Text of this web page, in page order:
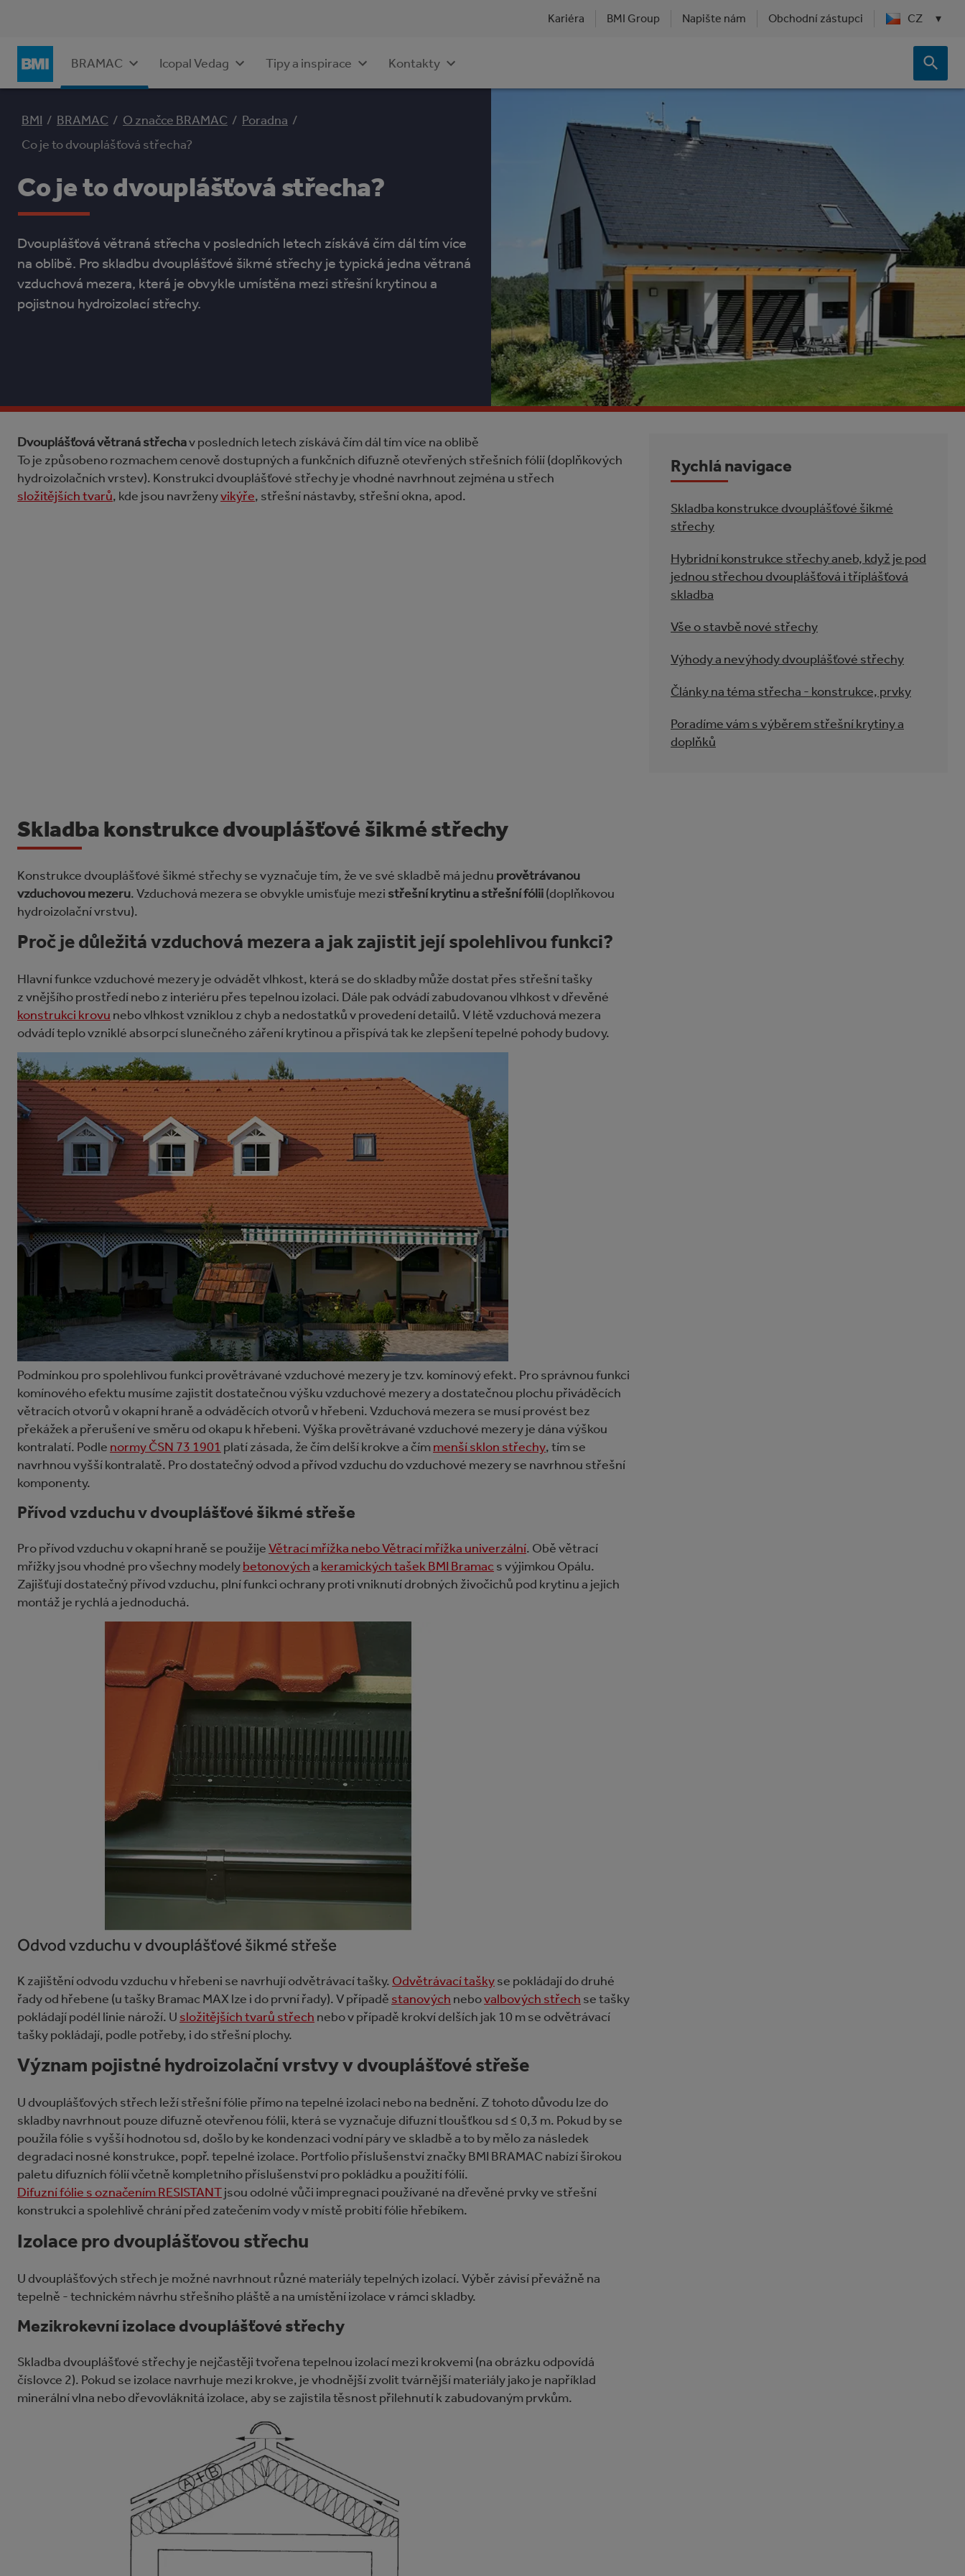
Kariéra BMI Group Napište nám Obchodní zástupci CZ ▾
BRAMAC Icopal Vedag Tipy a inspirace Kontakty
BMI / BRAMAC / O značce BRAMAC / Poradna /
Co je to dvouplášťová střecha?
Co je to dvouplášťová střecha?
Dvouplášťová větraná střecha v posledních letech získává čím dál tím více
na oblibě. Pro skladbu dvouplášťové šikmé střechy je typická jedna větraná
vzduchová mezera, která je obvykle umístěna mezi střešní krytinou a
pojistnou hydroizolací střechy.
Dvouplášťová větraná střechav posledních letech získává čím dál tím více na oblibě
To je způsobeno rozmachem cenově dostupných a funkčních difuzně otevřených střešních fólií (doplňkových
hydroizolačních vrstev). Konstrukci dvouplášťové střechy je vhodné navrhnout zejména u střech
složitějších tvarů, kde jsou navrženyvikýře, střešní nástavby, střešní okna, apod.
Rychlá navigace
Skladba konstrukce dvouplášťové šikmé
střechy
Hybridní konstrukce střechy aneb, když je pod
jednou střechou dvouplášťová i tříplášťová
skladba
Vše o stavbě nové střechy
Výhody a nevýhody dvouplášťové střechy
Články na téma střecha - konstrukce, prvky
Poradíme vám s výběrem střešní krytiny a
doplňků
Skladba konstrukce dvouplášťové šikmé střechy
Konstrukce dvouplášťové šikmé střechy se vyznačuje tím, že ve své skladbě má jednu provětrávanou
vzduchovou mezeru. Vzduchová mezera se obvykle umisťuje mezi střešní krytinu a střešní fólii(doplňkovou
hydroizolační vrstvu).
Proč je důležitá vzduchová mezera a jak zajistit její spolehlivou funkci?
Hlavní funkce vzduchové mezery je odvádět vlhkost, která se do skladby může dostat přes střešní tašky
z vnějšího prostředí nebo z interiéru přes tepelnou izolaci. Dále pak odvádí zabudovanou vlhkost v dřevěné
konstrukci krovu nebo vlhkost vzniklou z chyb a nedostatků v provedení detailů. V létě vzduchová mezera
odvádí teplo vzniklé absorpcí slunečného záření krytinou a přispívá tak ke zlepšení tepelné pohody budovy.
Podmínkou pro spolehlivou funkci provětrávané vzduchové mezery je tzv. komínový efekt. Pro správnou funkci
komínového efektu musíme zajistit dostatečnou výšku vzduchové mezery a dostatečnou plochu přiváděcích
větracích otvorů v okapní hraně a odváděcích otvorů v hřebeni. Vzduchová mezera se musí provést bez
překážek a přerušení ve směru od okapu k hřebeni. Výška provětrávané vzduchové mezery je dána výškou
kontralatí. Podle normy ČSN 73 1901 platí zásada, že čím delší krokve a čím menší sklon střechy, tím se
navrhnou vyšší kontralatě. Pro dostatečný odvod a přívod vzduchu do vzduchové mezery se navrhnou střešní
komponenty.
Přívod vzduchu v dvouplášťové šikmé střeše
Pro přívod vzduchu v okapní hraně se použijeVětrací mřížka nebo Větrací mřížka univerzální. Obě větrací
mřížky jsou vhodné pro všechny modelybetonovýcha keramických tašek BMI Bramac s výjimkou Opálu.
Zajišťují dostatečný přívod vzduchu, plní funkci ochrany proti vniknutí drobných živočichů pod krytinu a jejich
montáž je rychlá a jednoduchá.
Odvod vzduchu v dvouplášťové šikmé střeše
K zajištění odvodu vzduchu v hřebeni se navrhují odvětrávací tašky. Odvětrávací taškyse pokládají do druhé
řady od hřebene (u tašky Bramac MAX lze i do první řady). V případě stanových nebovalbových střech se tašky
pokládají podél linie nároží. U složitějších tvarů střech nebo v případě krokví delších jak 10 m se odvětrávací
tašky pokládají, podle potřeby, i do střešní plochy.
Význam pojistné hydroizolační vrstvy v dvouplášťové střeše
U dvouplášťových střech leží střešní fólie přímo na tepelné izolaci nebo na bednění. Z tohoto důvodu lze do
skladby navrhnout pouze difuzně otevřenou fólii, která se vyznačuje difuzní tloušťkou sd ≤ 0,3 m. Pokud by se
použila fólie s vyšší hodnotou sd, došlo by ke kondenzaci vodní páry ve skladbě a to by mělo za následek
degradaci nosné konstrukce, popř. tepelné izolace. Portfolio příslušenství značky BMI BRAMAC nabízí širokou
paletu difuzních fólií včetně kompletního příslušenství pro pokládku a použití fólií.
Difuzní fólie s označením RESISTANTjsou odolné vůči impregnaci používané na dřevěné prvky ve střešní
konstrukci a spolehlivě chrání před zatečením vody v místě probití fólie hřebíkem.
Izolace pro dvouplášťovou střechu
U dvouplášťových střech je možné navrhnout různé materiály tepelných izolací. Výběr závisí převážně na
tepelně - technickém návrhu střešního pláště a na umístění izolace v rámci skladby.
Mezikrokevní izolace dvouplášťové střechy
Skladba dvouplášťové střechy je nejčastěji tvořena tepelnou izolací mezi krokvemi (na obrázku odpovídá
číslovce 2). Pokud se izolace navrhuje mezi krokve, je vhodnější zvolit tvárnější materiály jako je například
minerální vlna nebo dřevovláknitá izolace, aby se zajistila těsnost přilehnutí k zabudovaným prvkům.